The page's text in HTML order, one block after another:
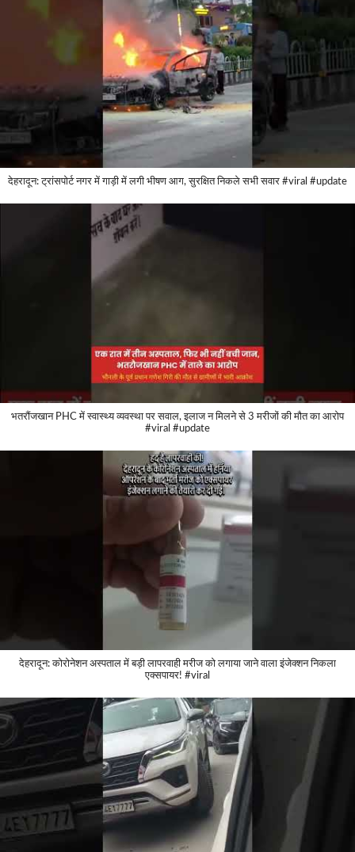
देहरादून: ट्रांसपोर्ट नगर में गाड़ी में लगी भीषण आग, सुरक्षित निकले सभी सवार #viral #update
भतरौंजखान PHC में स्वास्थ्य व्यवस्था पर सवाल, इलाज न मिलने से 3 मरीजों की मौत का आरोप
#viral #update
देहरादून: कोरोनेशन अस्पताल में बड़ी लापरवाही मरीज को लगाया जाने वाला इंजेक्शन निकला
एक्सपायर! #viral